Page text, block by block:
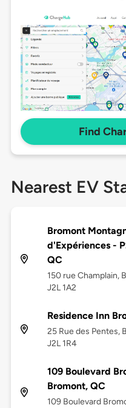
Find
Nearest EV
Bromont
d'Expériences -
QC
150 rue Champlain,
J2L 1A2
Residence Inn
25 Rue des Pentes,
J2L 1R4
109 Boulevard
Bromont, QC
109 Boulevard